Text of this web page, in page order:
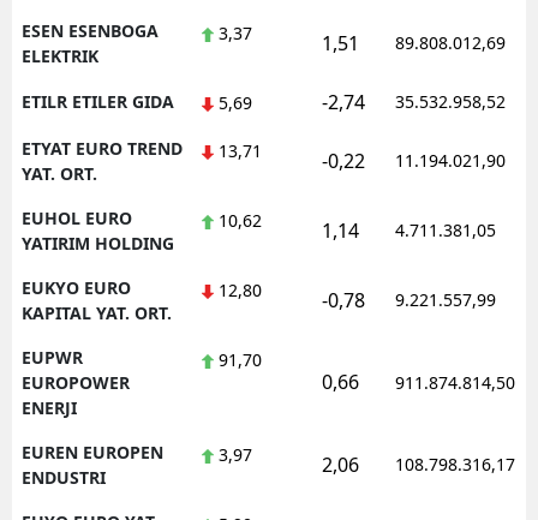
ESEN ESENBOGA
ELEKTRIK
3,37 1,51 89.808.012,69
ETILR ETILER GIDA 5,69 -2,74 35.532.958,52
ETYAT EURO TREND
YAT. ORT.
13,71 -0,22 11.194.021,90
EUHOL EURO
YATIRIM HOLDING
10,62 1,14 4.711.381,05
EUKYO EURO
KAPITAL YAT. ORT.
12,80 -0,78 9.221.557,99
EUPWR
EUROPOWER
ENERJI
91,70
0,66 911.874.814,50
EUREN EUROPEN
ENDUSTRI
3,97 2,06 108.798.316,17